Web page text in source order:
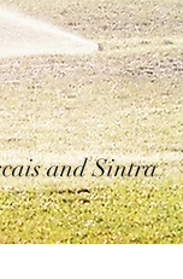
and Sintra